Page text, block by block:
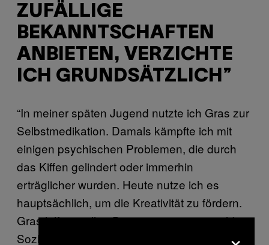
ZUFÄLLIGE
BEKANNTSCHAFTEN
ANBIETEN, VERZICHTE
ICH GRUNDSÄTZLICH”
“In meiner späten Jugend nutzte ich Gras zur
Selbstmedikation. Damals kämpfte ich mit
einigen psychischen Problemen, die durch
das Kiffen gelindert oder immerhin
erträglicher wurden. Heute nutze ich es
hauptsächlich, um die Kreativität zu fördern.
Gras hilft vor allen Dingen gegen eine milde
Sozialphobie: Ich bin echt mies im Small Talk